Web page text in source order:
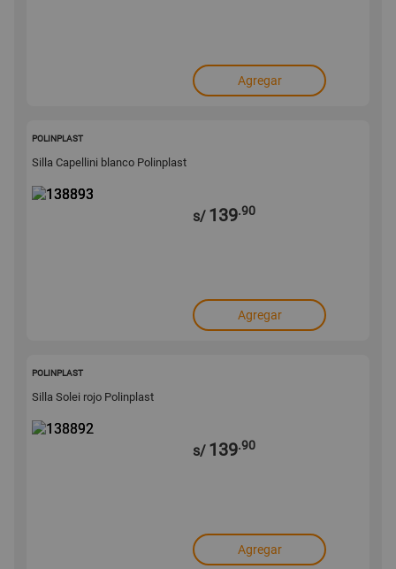
Agregar
POLINPLAST
Silla Capellini blanco Polinplast
s/ 139.90
Agregar
POLINPLAST
Silla Solei rojo Polinplast
s/ 139.90
Agregar